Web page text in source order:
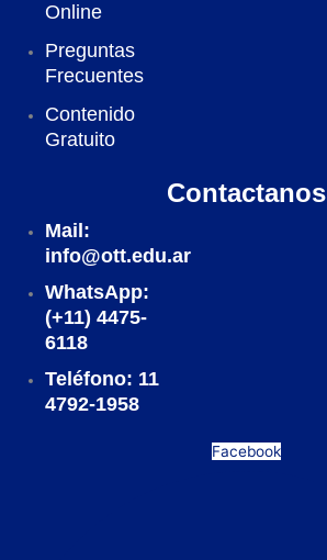
Online
Preguntas
Frecuentes
Contenido
Gratuito
Contactanos
Mail:
info@ott.edu.ar
WhatsApp:
(+11) 4475-
6118
Teléfono: 11
4792-1958
Facebook